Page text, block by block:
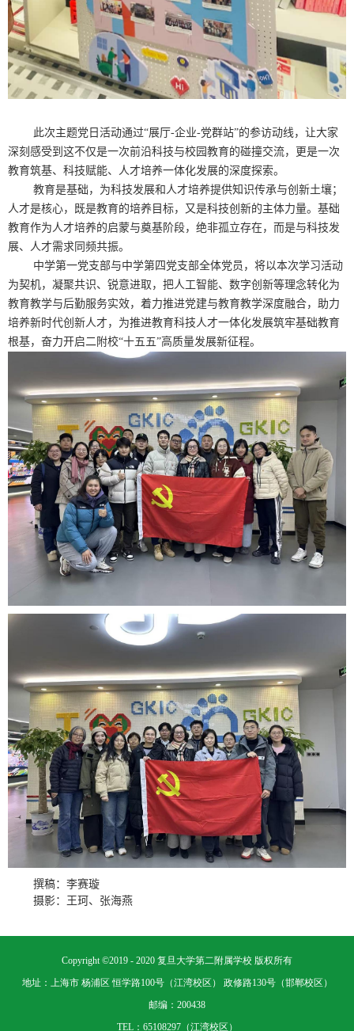
此次主题党日活动通过“展厅-企业-党群站”的参访动线，让大家
深刻感受到这不仅是一次前沿科技与校园教育的碰撞交流，更是一次
教育筑基、科技赋能、人才培养一体化发展的深度探索。
教育是基础，为科技发展和人才培养提供知识传承与创新土壤；
人才是核心，既是教育的培养目标，又是科技创新的主体力量。基础
教育作为人才培养的启蒙与奠基阶段，绝非孤立存在，而是与科技发
展、人才需求同频共振。
中学第一党支部与中学第四党支部全体党员，将以本次学习活动
为契机，凝聚共识、锐意进取，把人工智能、数字创新等理念转化为
教育教学与后勤服务实效，着力推进党建与教育教学深度融合，助力
培养新时代创新人才，为推进教育科技人才一体化发展筑牢基础教育
根基，奋力开启二附校“十五五”高质量发展新征程。
撰稿：李赛璇
摄影：王珂、张海燕
Copyright ©2019 - 2020 复旦大学第二附属学校 版权所有
地址：上海市 杨浦区 恒学路100号（江湾校区） 政修路130号（邯郸校区）
邮编：200438
TEL：65108297（江湾校区）